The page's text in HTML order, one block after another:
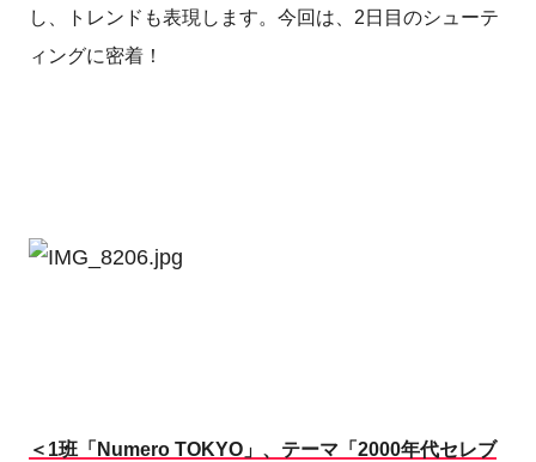
し、トレンドも表現します。今回 は、2日目のシューテ
ィングに密着！
＜1班「Numero TOKYO」、テーマ「2000年代セレブ